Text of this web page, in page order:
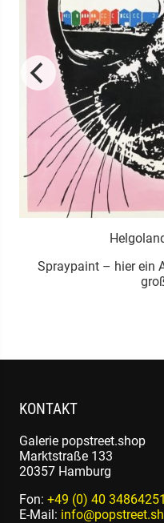
Spraypaint – hier ein
KONTAKT
Galerie popstreet.shop
Marktstraße 133
20357 Hamburg
Fon: +49 (0) 40 34864251
E-Mail: